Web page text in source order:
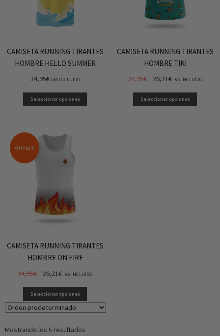
CAMISETA RUNNING TIRANTES
HOMBRE HELLO SUMMER
34,95€ IVA INCLUÍDO
Seleccionar opciones
CAMISETA RUNNING TIRANTES
HOMBRE TIKI
34,95€ 26,21€ IVA INCLUÍDO
Seleccionar opciones
CAMISETA RUNNING TIRANTES
HOMBRE ON FIRE
OUTLET
34,95€ 26,21€ IVA INCLUÍDO
Seleccionar opciones
Mostrando los 5 resultados